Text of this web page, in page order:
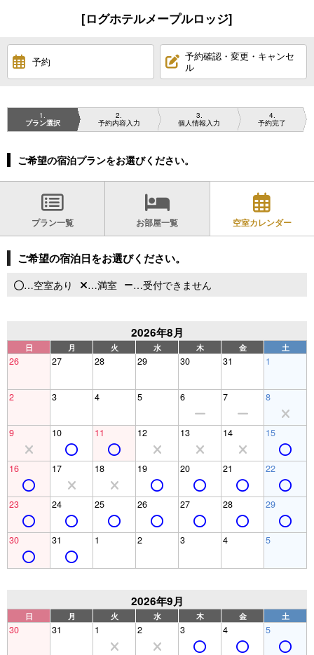
[ログホテルメープルロッジ]
予約
予約確認・変更・キャンセ
ル
1
プラン選択
2
予約内容入力
3
個人情報入力
4
予約完了
ご希望の宿泊プランをお選びください。
プラン一覧 お部屋一覧 空室カレンダー
ご希望の宿泊日をお選びください。
…空室あり …満室 …受付できません
2026年8月
日 月 火 水 木 金 土
26 27 28 29 30 31 1
2 3 4 5 6 7 8
9 10 11 12 13 14 15
16 17 18 19 20 21 22
23 24 25 26 27 28 29
30 31 1 2 3 4 5
2026年9月
日 月 火 水 木 金 土
30 31 1 2 3 4 5